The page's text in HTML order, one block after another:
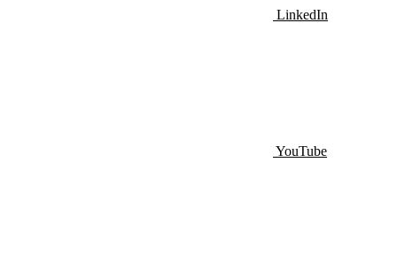
LinkedIn
YouTube